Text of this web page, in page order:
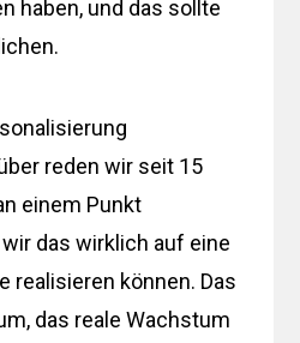
haben, und das sollte
reden wir seit 15
einem Punkt
das wirklich auf eine
realisieren können. Das
das reale Wachstum